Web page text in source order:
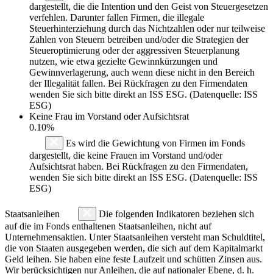
dargestellt, die die Intention und den Geist von Steuergesetzen
verfehlen. Darunter fallen Firmen, die illegale
Steuerhinterziehung durch das Nichtzahlen oder nur teilweise
Zahlen von Steuern betreiben und/oder die Strategien der
Steueroptimierung oder der aggressiven Steuerplanung
nutzen, wie etwa gezielte Gewinnkürzungen und
Gewinnverlagerung, auch wenn diese nicht in den Bereich
der Illegalität fallen. Bei Rückfragen zu den Firmendaten
wenden Sie sich bitte direkt an ISS ESG. (Datenquelle: ISS
ESG)
Keine Frau im Vorstand oder Aufsichtsrat
0.10%
Es wird die Gewichtung von Firmen im Fonds
dargestellt, die keine Frauen im Vorstand und/oder
Aufsichtsrat haben. Bei Rückfragen zu den Firmendaten,
wenden Sie sich bitte direkt an ISS ESG. (Datenquelle: ISS
ESG)
Staatsanleihen
Die folgenden Indikatoren beziehen sich
auf die im Fonds enthaltenen Staatsanleihen, nicht auf
Unternehmensaktien. Unter Staatsanleihen versteht man Schuldtitel,
die von Staaten ausgegeben werden, die sich auf dem Kapitalmarkt
Geld leihen. Sie haben eine feste Laufzeit und schütten Zinsen aus.
Wir berücksichtigen nur Anleihen, die auf nationaler Ebene, d. h.